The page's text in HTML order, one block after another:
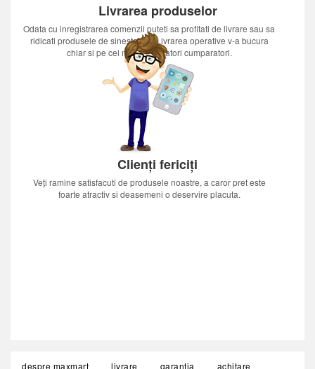
Livrarea produselor
Odata cu inregistrarea comenzii puteti sa profitati de livrare sau sa
ridicati produsele de sinestatator.Livrarea operative v-a bucura
chiar si pe cei mai nerabdatori cumparatori.
Clienți fericiți
Veți ramine satisfacuti de produsele noastre, a caror pret este
foarte atractiv si deasemeni o deservire placuta.
despre maxmart livrare garanția
achitare